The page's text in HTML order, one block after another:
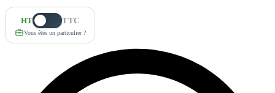
HT TTC
Vous êtes un particulier ?